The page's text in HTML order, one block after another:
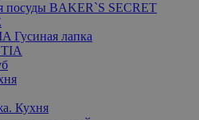
посуды BAKER`S SECRET
Гусиная лапка
Кухня